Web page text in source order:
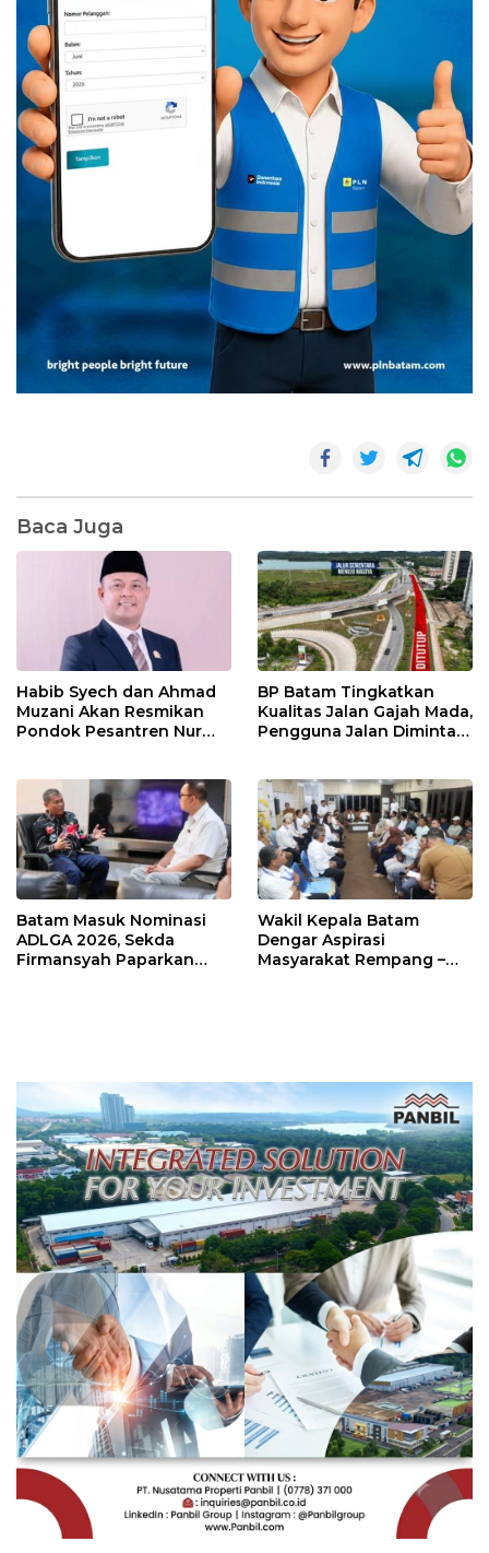
Baca Juga
Habib Syech dan Ahmad
Muzani Akan Resmikan
Pondok Pesantren Nur
BP Batam Tingkatkan
Kualitas Jalan Gajah Mada,
Pengguna Jalan Diminta
Batam Masuk Nominasi
ADLGA 2026, Sekda
Firmansyah Paparkan
Wakil Kepala Batam
Dengar Aspirasi
Masyarakat Rempang –